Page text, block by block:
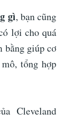
gì, bạn cũng
lợi cho quá
bằng giúp cơ
tổng hợp
Cleveland